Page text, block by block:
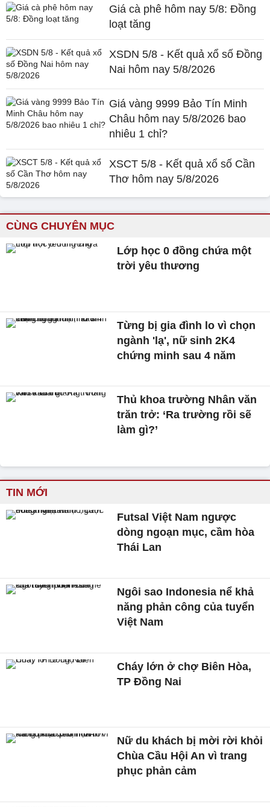
Giá cà phê hôm nay 5/8: Đồng
loạt tăng
XSDN 5/8 - Kết quả xổ số Đồng
Nai hôm nay 5/8/2026
Giá vàng 9999 Bảo Tín Minh
Châu hôm nay 5/8/2026 bao
nhiêu 1 chỉ?
XSCT 5/8 - Kết quả xổ số Cần
Thơ hôm nay 5/8/2026
CÙNG CHUYÊN MỤC
Lớp học 0 đồng chứa một
trời yêu thương
Từng bị gia đình lo vì chọn
ngành 'lạ', nữ sinh 2K4
chứng minh sau 4 năm
Thủ khoa trường Nhân văn
trăn trở: ‘Ra trường rồi sẽ
làm gì?’
TIN MỚI
Futsal Việt Nam ngược
dòng ngoạn mục, cầm hòa
Thái Lan
Ngôi sao Indonesia nể khả
năng phản công của tuyển
Việt Nam
Cháy lớn ở chợ Biên Hòa,
TP Đồng Nai
Nữ du khách bị mời rời khỏi
Chùa Cầu Hội An vì trang
phục phản cảm